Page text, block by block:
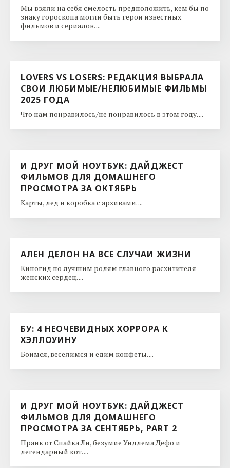
Мы взяли на себя смелость предположить, кем бы по
знаку гороскопа могли быть герои известных
фильмов и сериалов. ...
LOVERS VS LOSERS: РЕДАКЦИЯ ВЫБРАЛА
СВОИ ЛЮБИМЫЕ/НЕЛЮБИМЫЕ ФИЛЬМЫ
2025 ГОДА
Что нам понравилось/не понравилось в этом году. ...
И ДРУГ МОЙ НОУТБУК: ДАЙДЖЕСТ
ФИЛЬМОВ ДЛЯ ДОМАШНЕГО
ПРОСМОТРА ЗА ОКТЯБРЬ
Карты, лед и коробка с архивами. ...
АЛЕН ДЕЛОН НА ВСЕ СЛУЧАИ ЖИЗНИ
Киногид по лучшим ролям главного расхитителя
женских сердец. ...
БУ: 4 НЕОЧЕВИДНЫХ ХОРРОРА К
ХЭЛЛОУИНУ
Боимся, веселимся и едим конфеты. ...
И ДРУГ МОЙ НОУТБУК: ДАЙДЖЕСТ
ФИЛЬМОВ ДЛЯ ДОМАШНЕГО
ПРОСМОТРА ЗА СЕНТЯБРЬ, PART 2
Пранк от Спайка Ли, безумие Уиллема Дефо и
легендарный кот. ...